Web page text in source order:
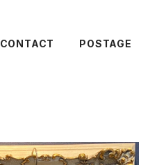
CONTACT POSTAGE